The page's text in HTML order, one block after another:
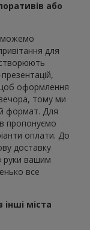
або
для
оформлення
тому ми
формат. Для
пропонуємо
оплати. До
доставку
руки вашим
все
міста